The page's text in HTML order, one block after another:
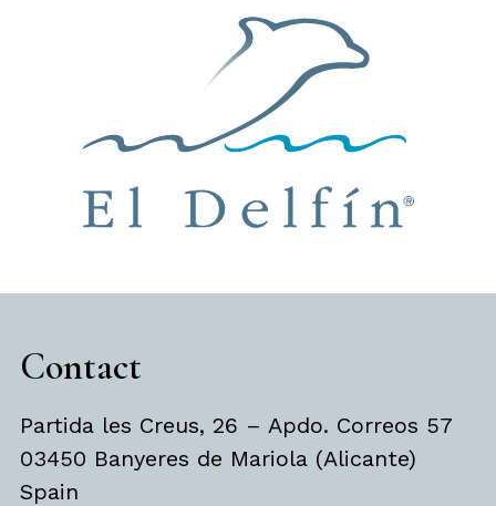
Contact
Partida les Creus, 26 – Apdo. Correos 57
03450 Banyeres de Mariola (Alicante)
Spain